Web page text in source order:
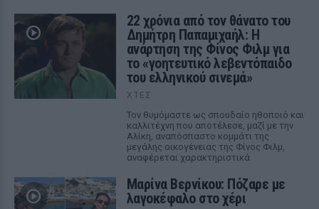
22 χρόνια από τον θάνατο του
Δημήτρη Παπαμιχαήλ: Η
ανάρτηση της Φίνος Φιλμ για
το «γοητευτικό λεβεντόπαιδο
του ελληνικού σινεμά»
ΧΤΕΣ
Τον θυμόμαστε ως σπουδαίο ηθοποιό και
καλλιτέχνη που αποτέλεσε, μαζί με την
Αλίκη, αναπόσπαστο κομμάτι της
μεγάλης οικογένειας της Φίνος Φιλμ,
αναφέρεται χαρακτηριστικά
Μαρίνα Βερνίκου: Πόζαρε με
λαγοκέφαλο στο χέρι